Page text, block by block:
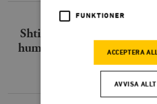
Shtisel innehåller också
humor av det där slaget
det verkliga
FUNKTIONER
ACCEPTERA
AVVISA ALLT